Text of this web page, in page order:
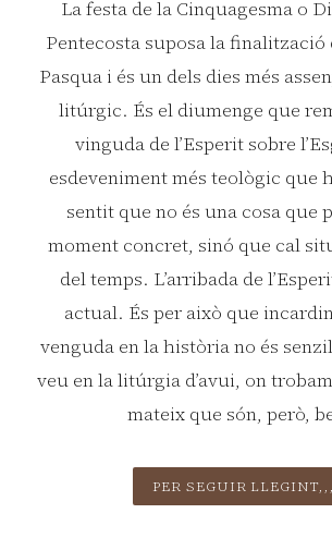
La festa de la Cinquagesma o
Pentecosta suposa la finalització
Pasqua i és un dels dies més
litúrgic. És el diumenge que
vinguda de l’Esperit sobre
esdeveniment més teològic que
sentit que no és una cosa que
moment concret, sinó que cal
del temps. L’arribada de
actual. És per això que
venguda en la història no és
veu en la litúrgia d’avui, on
mateix que són, però,
PER SEGUIR LLEGINT,,,